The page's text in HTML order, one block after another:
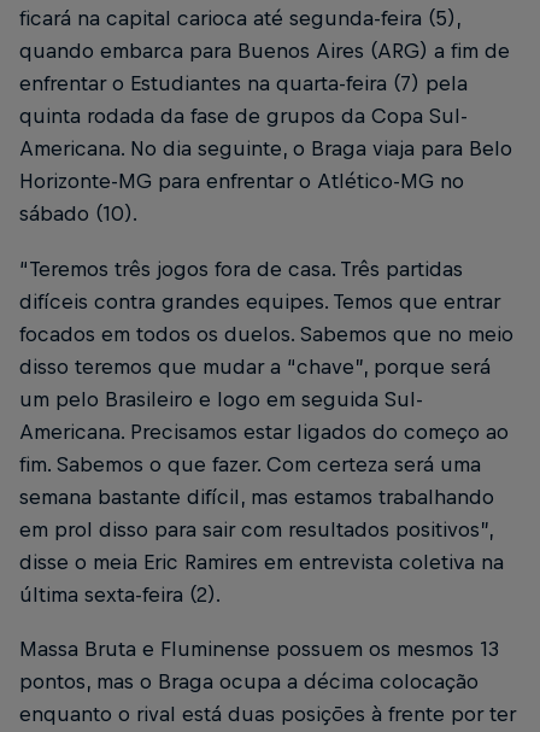
ficará na capital carioca até segunda-feira (5),
quando embarca para Buenos Aires (ARG) a fim de
enfrentar o Estudiantes na quarta-feira (7) pela
quinta rodada da fase de grupos da Copa Sul-
Americana. No dia seguinte, o Braga viaja para Belo
Horizonte-MG para enfrentar o Atlético-MG no
sábado (10).
“Teremos três jogos fora de casa. Três partidas
difíceis contra grandes equipes. Temos que entrar
focados em todos os duelos. Sabemos que no meio
disso teremos que mudar a “chave”, porque será
um pelo Brasileiro e logo em seguida Sul-
Americana. Precisamos estar ligados do começo ao
fim. Sabemos o que fazer. Com certeza será uma
semana bastante difícil, mas estamos trabalhando
em prol disso para sair com resultados positivos”,
disse o meia Eric Ramires em entrevista coletiva na
última sexta-feira (2).
Massa Bruta e Fluminense possuem os mesmos 13
pontos, mas o Braga ocupa a décima colocação
enquanto o rival está duas posições à frente por ter